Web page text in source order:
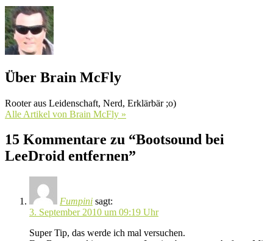
Über Brain McFly
Rooter aus Leidenschaft, Nerd, Erklärbär ;o)
Alle Artikel von Brain McFly »
15 Kommentare zu “Bootsound bei
LeeDroid entfernen”
Fumpini sagt:
3. September 2010 um 09:19 Uhr
Super Tip, das werde ich mal versuchen.